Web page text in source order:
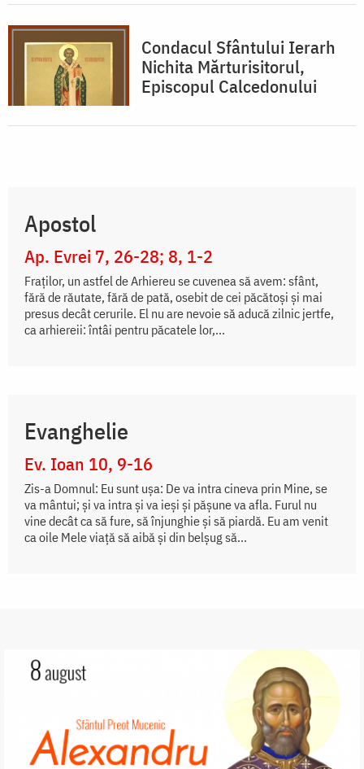
Condacul Sfântului Ierarh
Nichita Mărturisitorul,
Episcopul Calcedonului
Apostol
Ap. Evrei 7, 26-28; 8, 1-2
Fraţilor, un astfel de Arhiereu se cuvenea să avem: sfânt,
fără de răutate, fără de pată, osebit de cei păcătoşi şi mai
presus decât cerurile. El nu are nevoie să aducă zilnic jertfe,
ca arhiereii: întâi pentru păcatele lor,...
Evanghelie
Ev. Ioan 10, 9-16
Zis-a Domnul: Eu sunt uşa: De va intra cineva prin Mine, se
va mântui; şi va intra şi va ieşi şi păşune va afla. Furul nu
vine decât ca să fure, să înjunghie şi să piardă. Eu am venit
ca oile Mele viaţă să aibă şi din belşug să...